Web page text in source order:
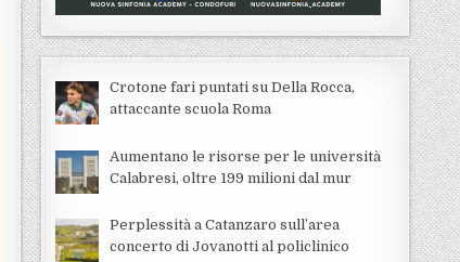
Crotone fari puntati su Della Rocca,
attaccante scuola Roma
Aumentano le risorse per le università
Calabresi, oltre 199 milioni dal mur
Perplessità a Catanzaro sull’area
concerto di Jovanotti al policlinico